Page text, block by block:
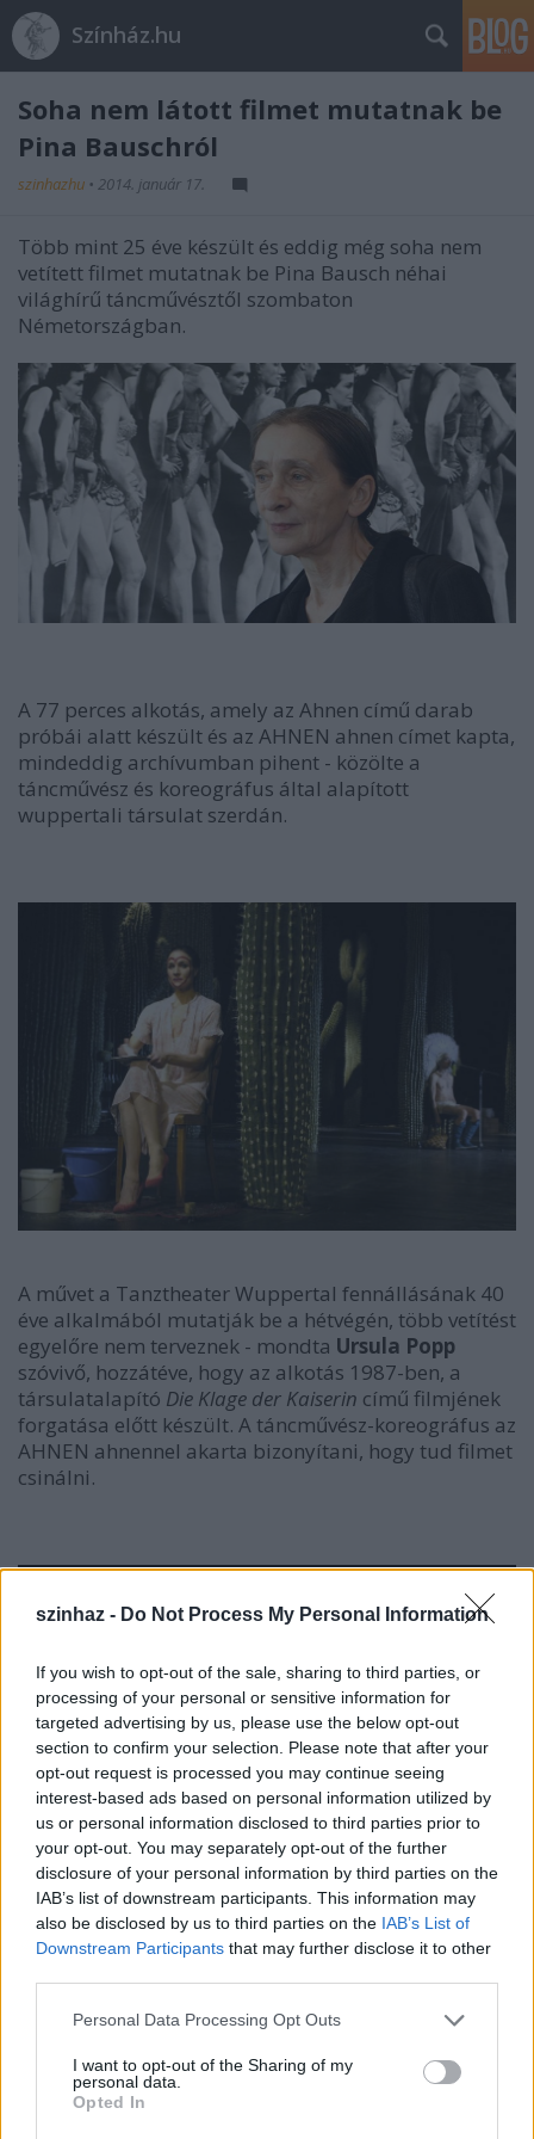
szinhaz - Do Not Process My Personal Information
If you wish to opt-out of the sale, sharing to third parties, or
processing of your personal or sensitive information for
targeted advertising by us, please use the below opt-out
section to confirm your selection. Please note that after your
opt-out request is processed you may continue seeing
interest-based ads based on personal information utilized by
us or personal information disclosed to third parties prior to
your opt-out. You may separately opt-out of the further
disclosure of your personal information by third parties on the
IAB’s list of downstream participants. This information may
also be disclosed by us to third parties on the IAB’s List of
Downstream Participants that may further disclose it to other
Please note that this website/app uses one or more Google
not limited to your visit or usage behaviour. You may click to
grant or deny consent to Google and its third-party tags to
use your data for below specified purposes in below Google
Personal Data Processing Opt Outs
I want to opt-out of the Sharing of my
personal data.
Opted In
Színház.hu
Soha nem látott filmet mutatnak be
Pina Bauschról
szinhazhu • 2014. január 17.
Több mint 25 éve készült és eddig még soha nem
vetített filmet mutatnak be Pina Bausch néhai
világhírű táncművésztől szombaton
Németországban.
A 77 perces alkotás, amely az Ahnen című darab
próbái alatt készült és az AHNEN ahnen címet kapta,
mindeddig archívumban pihent - közölte a
táncművész és koreográfus által alapított
wuppertali társulat szerdán.
A művet a Tanztheater Wuppertal fennállásának 40
éve alkalmából mutatják be a hétvégén, több vetítést
egyelőre nem terveznek - mondta Ursula Popp
szóvivő, hozzátéve, hogy az alkotás 1987-ben, a
társulatalapító Die Klage der Kaiserin című filmjének
forgatása előtt készült. A táncművész-koreográfus az
AHNEN ahnennel akarta bizonyítani, hogy tud filmet
csinálni.